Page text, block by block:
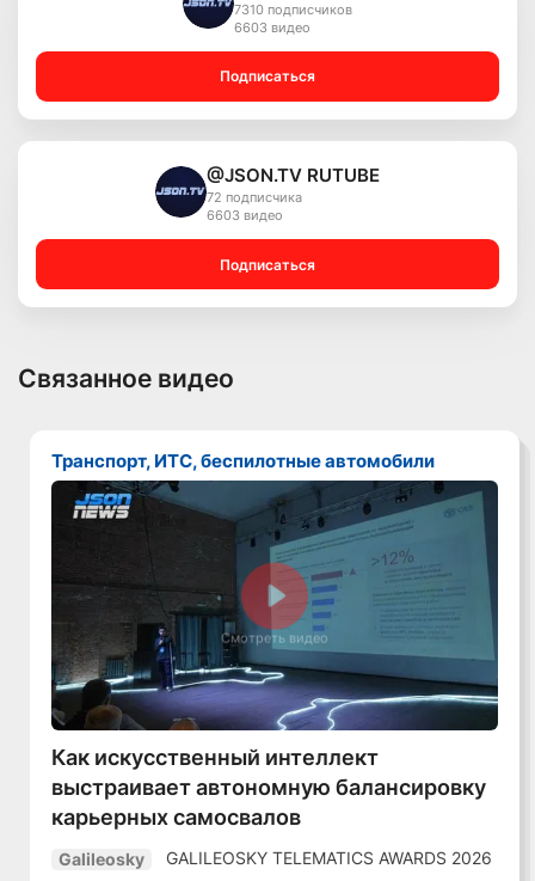
7310 подписчиков
6603 видео
Подписаться
@JSON.TV RUTUBE
72 подписчика
6603 видео
Подписаться
Связанное видео
Транспорт, ИТС, беспилотные автомобили
Смотреть видео
Как искусственный интеллект
выстраивает автономную балансировку
карьерных самосвалов
Galileosky GALILEOSKY TELEMATICS AWARDS 2026